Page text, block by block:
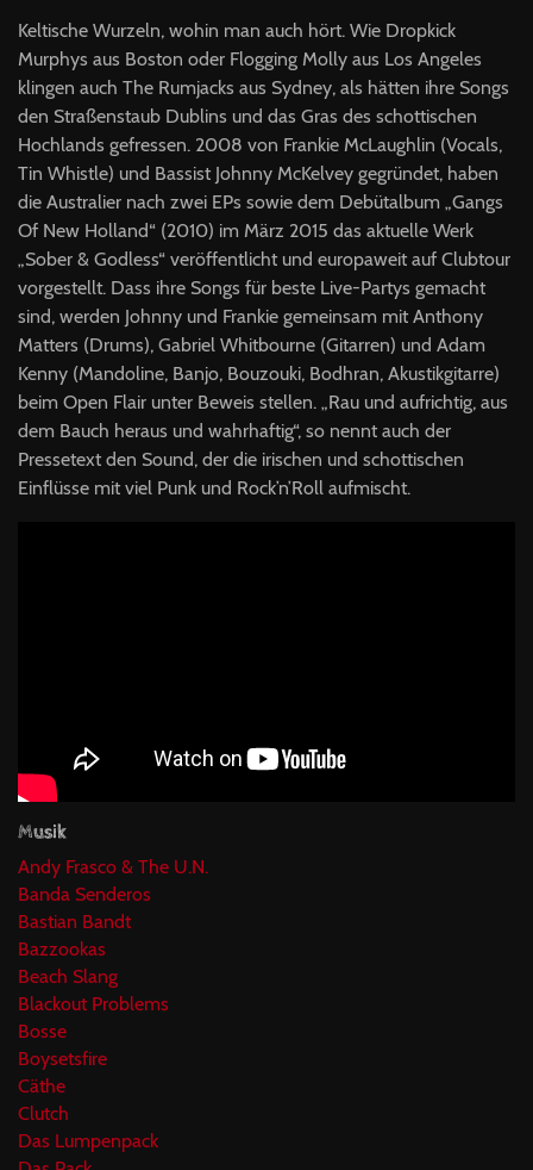
Keltische Wurzeln, wohin man auch hört. Wie Dropkick
Murphys aus Boston oder Flogging Molly aus Los Angeles
klingen auch The Rumjacks aus Sydney, als hätten ihre Songs
den Straßenstaub Dublins und das Gras des schottischen
Hochlands gefressen. 2008 von Frankie McLaughlin (Vocals,
Tin Whistle) und Bassist Johnny McKelvey gegründet, haben
die Australier nach zwei EPs sowie dem Debütalbum „Gangs
Of New Holland“ (2010) im März 2015 das aktuelle Werk
„Sober & Godless“ veröffentlicht und europaweit auf Clubtour
vorgestellt. Dass ihre Songs für beste Live-Partys gemacht
sind, werden Johnny und Frankie gemeinsam mit Anthony
Matters (Drums), Gabriel Whitbourne (Gitarren) und Adam
Kenny (Mandoline, Banjo, Bouzouki, Bodhran, Akustikgitarre)
beim Open Flair unter Beweis stellen. „Rau und aufrichtig, aus
dem Bauch heraus und wahrhaftig“, so nennt auch der
Pressetext den Sound, der die irischen und schottischen
Einflüsse mit viel Punk und Rock’n’Roll aufmischt.
Musik
Andy Frasco & The U.N.
Banda Senderos
Bastian Bandt
Bazzookas
Beach Slang
Blackout Problems
Bosse
Boysetsfire
Cäthe
Clutch
Das Lumpenpack